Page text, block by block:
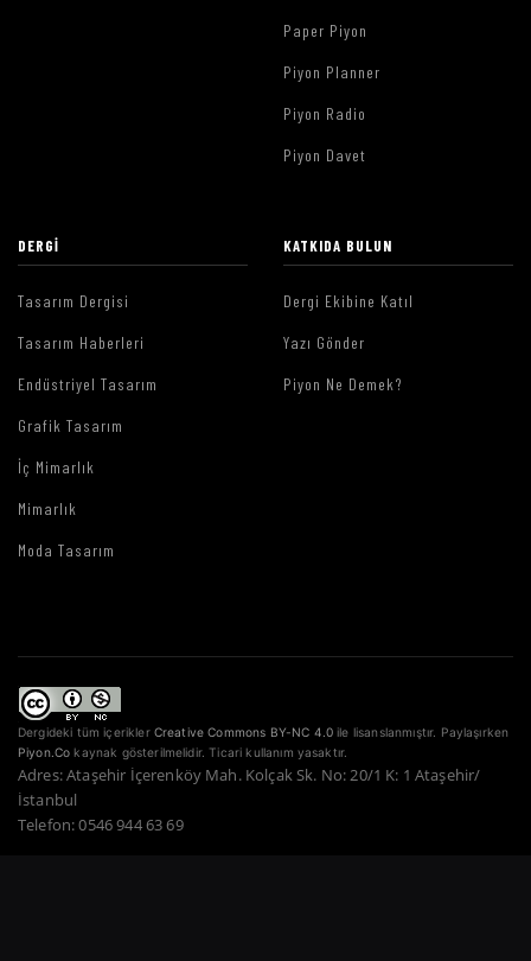
Paper Piyon
Piyon Planner
Piyon Radio
Piyon Davet
DERGI
Tasarım Dergisi
Tasarım Haberleri
Endüstriyel Tasarım
Grafik Tasarım
İç Mimarlık
Mimarlık
Moda Tasarım
KATKIDA BULUN
Dergi Ekibine Katıl
Yazı Gönder
Piyon Ne Demek?
Dergideki tüm içerikler Creative Commons BY-NC 4.0 ile lisanslanmıştır. Paylaşırken
Piyon.Co kaynak gösterilmelidir. Ticari kullanım yasaktır.
Adres: Ataşehir İçerenköy Mah. Kolçak Sk. No: 20/1 K: 1 Ataşehir/
İstanbul
Telefon: 0546 944 63 69